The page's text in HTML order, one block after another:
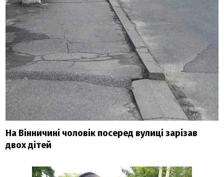
На Вінничині чоловік посеред вулиці зарізав
двох дітей